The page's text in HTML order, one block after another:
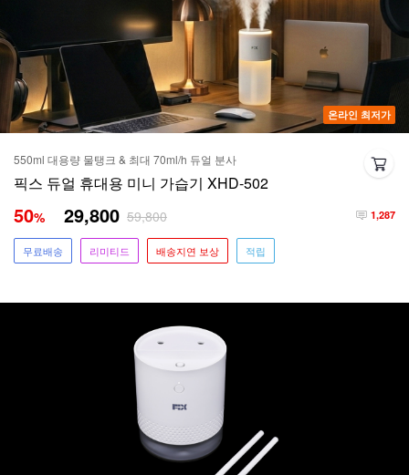
온라인 최저가
550ml 대용량 물탱크 & 최대 70ml/h 듀얼 분사
픽스 듀얼 휴대용 미니 가습기 XHD-502
1,287
50% 29,800 59,800
무료배송 리미티드 배송지연 보상 적립